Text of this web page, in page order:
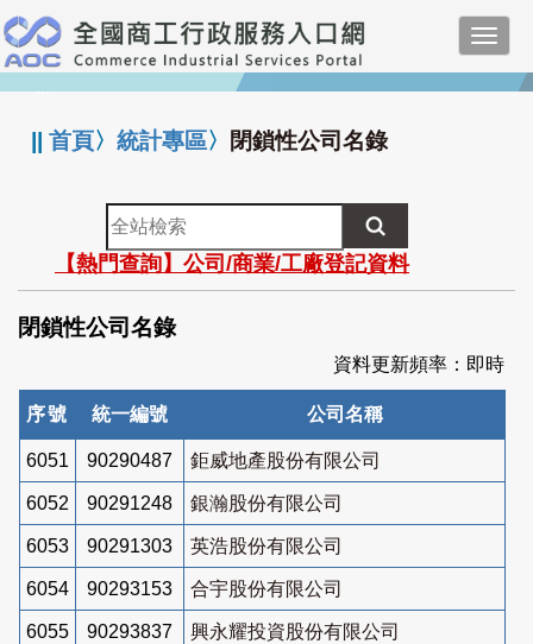
跳
到
主
要
:::
||首頁〉統計專區〉 閉鎖性公司名錄
全
站
檢
索
【熱門查詢】公司/商業/工廠登記資料
閉鎖性公司名錄
資料更新頻率：即時
序號 統一編號 公司名稱
6051 90290487 鉅威地產股份有限公司
6052 90291248 銀瀚股份有限公司
6053 90291303 英浩股份有限公司
6054 90293153 合宇股份有限公司
6055 90293837 興永耀投資股份有限公司